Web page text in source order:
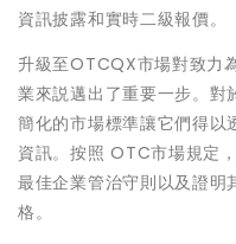
資訊披露和實時二級報價。
升級至OTCQX市場對致力
業來説邁出了重要一步。對
簡化的市場標準讓它們得以
資訊。按照 OTC市場規定
最佳企業管治守則以及證明
格。